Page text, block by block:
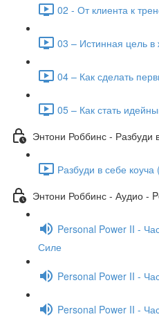
02 - От клиента к
03 – Истинная цель в
04 – Как сделать
05 – Как стать
Энтони Роббинс - Разбуди
Разбуди в себе коуча
Энтони Роббинс - Аудио -
Personal Power II -
Силе
Personal Power II -
Personal Power II -